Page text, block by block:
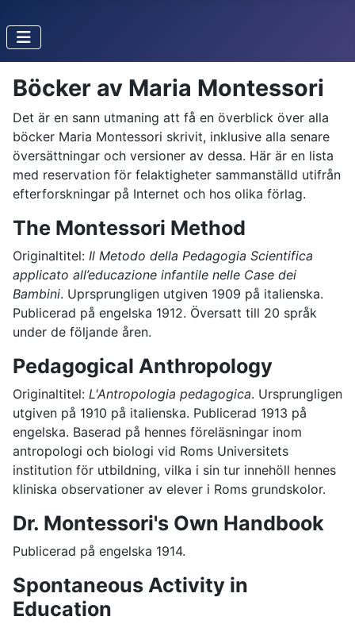
Böcker av Maria Montessori
Det är en sann utmaning att få en överblick över alla
böcker Maria Montessori skrivit, inklusive alla senare
översättningar och versioner av dessa. Här är en lista
med reservation för felaktigheter sammanställd utifrån
efterforskningar på Internet och hos olika förlag.
The Montessori Method
Originaltitel: Il Metodo della Pedagogia Scientifica
applicato all’educazione infantile nelle Case dei
Bambini. Uprsprungligen utgiven 1909 på italienska.
Publicerad på engelska 1912. Översatt till 20 språk
under de följande åren.
Pedagogical Anthropology
Originaltitel: L'Antropologia pedagogica. Ursprungligen
utgiven på 1910 på italienska. Publicerad 1913 på
engelska. Baserad på hennes föreläsningar inom
antropologi och biologi vid Roms Universitets
institution för utbildning, vilka i sin tur innehöll hennes
kliniska observationer av elever i Roms grundskolor.
Dr. Montessori's Own Handbook
Publicerad på engelska 1914.
Spontaneous Activity in
Education